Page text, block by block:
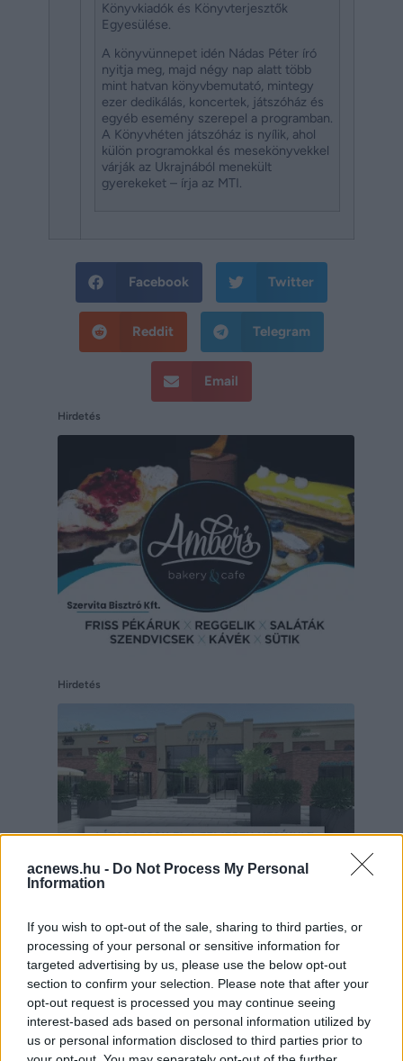
acnews.hu - Do Not Process My Personal
Information
If you wish to opt-out of the sale, sharing to third parties, or
processing of your personal or sensitive information for
targeted advertising by us, please use the below opt-out
section to confirm your selection. Please note that after your
opt-out request is processed you may continue seeing
interest-based ads based on personal information utilized by
us or personal information disclosed to third parties prior to
Könyvkiadók és Könyvterjesztők
Egyesülése.
A könyvünnepet idén Nádas Péter író
nyitja meg, majd négy nap alatt több
mint hatvan könyvbemutató, mintegy
ezer dedikálás, koncertek, játszóház és
egyéb esemény szerepel a programban.
A Könyvhéten játszóház is nyílik, ahol
külön programokkal és mesekönyvekkel
várják az Ukrajnából menekült
gyerekeket – írja az MTI.
Facebook Twitter
Reddit Telegram
Email
Hirdetés
Hirdetés
Hirdetés